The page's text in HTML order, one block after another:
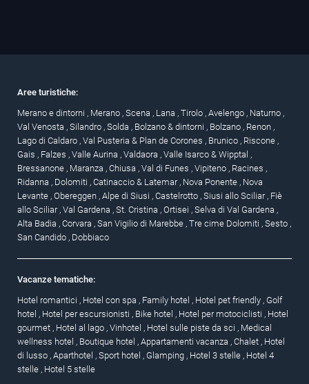
Aree turistiche:
Merano e dintorni , Merano , Scena , Lana , Tirolo , Avelengo , Naturno ,
Val Venosta , Silandro , Solda , Bolzano & dintorni , Bolzano , Renon ,
Lago di Caldaro , Val Pusteria & Plan de Corones , Brunico , Riscone ,
Gais , Falzes , Valle Aurina , Valdaora , Valle Isarco & Wipptal ,
Bressanone , Maranza , Chiusa , Val di Funes , Vipiteno , Racines ,
Ridanna , Dolomiti , Catinaccio & Latemar , Nova Ponente , Nova
Levante , Obereggen , Alpe di Siusi , Castelrotto , Siusi allo Sciliar , Fiè
allo Sciliar , Val Gardena , St. Cristina , Ortisei , Selva di Val Gardena ,
Alta Badia , Corvara , San Vigilio di Marebbe , Tre cime Dolomiti , Sesto ,
San Candido , Dobbiaco
Vacanze tematiche:
Hotel romantici , Hotel con spa , Family hotel , Hotel pet friendly , Golf
hotel , Hotel per escursionisti , Bike hotel , Hotel per motociclisti , Hotel
gourmet , Hotel al lago , Vinhotel , Hotel sulle piste da sci , Medical
wellness hotel , Boutique hotel , Appartamenti vacanza , Chalet , Hotel
di lusso , Aparthotel , Sport hotel , Glamping , Hotel 3 stelle , Hotel 4
stelle , Hotel 5 stelle